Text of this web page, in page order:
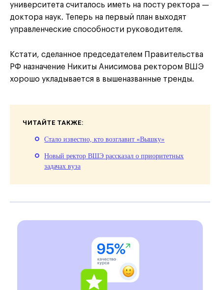
университета считалось иметь на посту ректора —
доктора наук. Теперь на первый план выходят
управленческие способности руководителя.
Кстати, сделанное председателем Правительства
РФ назначение Никиты Анисимова ректором ВШЭ
хорошо укладывается в вышеназванные тренды.
ЧИТАЙТЕ ТАКЖЕ:
Стало известно, кто возглавит «Вышку»
Новый ректор ВШЭ рассказал о приоритетных
задачах вуза